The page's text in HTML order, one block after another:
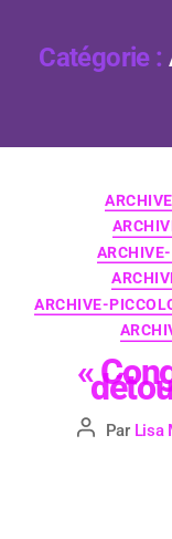
Catégorie :
ARCHIVE-
«
Par Lisa